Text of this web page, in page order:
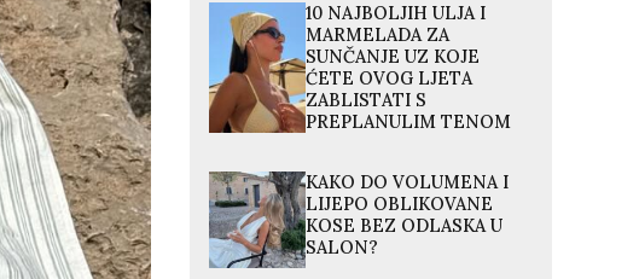
10 NAJBOLJIH ULJA I
MARMELADA ZA
SUNČANJE UZ KOJE
ĆETE OVOG LJETA
ZABLISTATI S
PREPLANULIM TENOM
KAKO DO VOLUMENA I
LIJEPO OBLIKOVANE
KOSE BEZ ODLASKA U
SALON?